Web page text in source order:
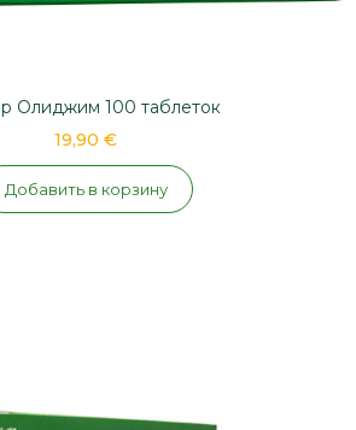
Олиджим 100 таблеток
19,90 €
Добавить в корзину